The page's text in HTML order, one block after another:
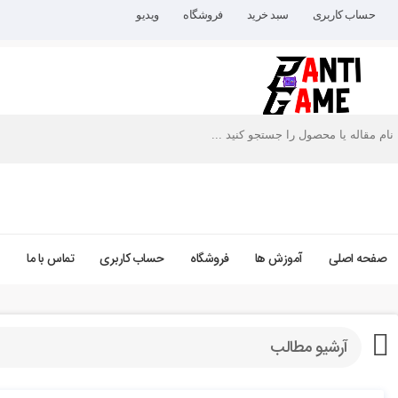
حساب کاربری سبد خرید فروشگاه ویدیو
صفحه اصلی آموزش ها فروشگاه حساب کاربری تماس با ما
آرشیو مطالب